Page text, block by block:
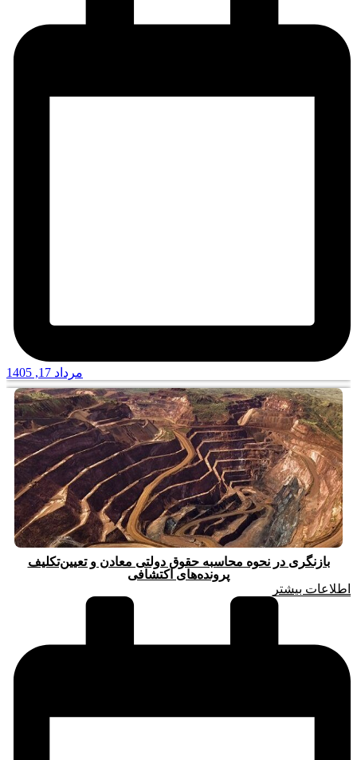
مرداد 17, 1405
بازنگری در نحوه محاسبه حقوق دولتی معادن و تعیین‌تکلیف
پرونده‌های اکتشافی
اطلاعات بیشتر